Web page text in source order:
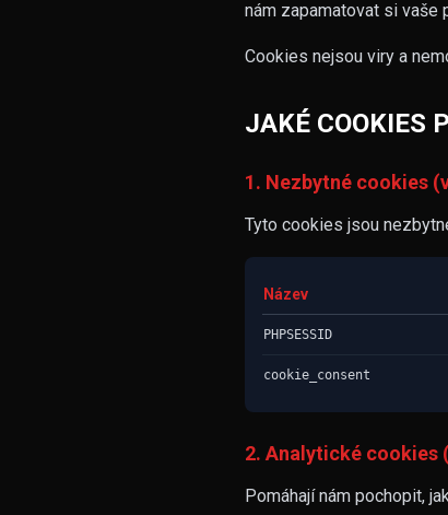
nám zapamatovat si
Cookies nejsou viry a
JAKÉ COOKIES
1. Nezbytné cookies
Tyto cookies jsou
Název
PHPSESSID
cookie_consent
2. Analytické cookies
Pomáhají nám pochopit,